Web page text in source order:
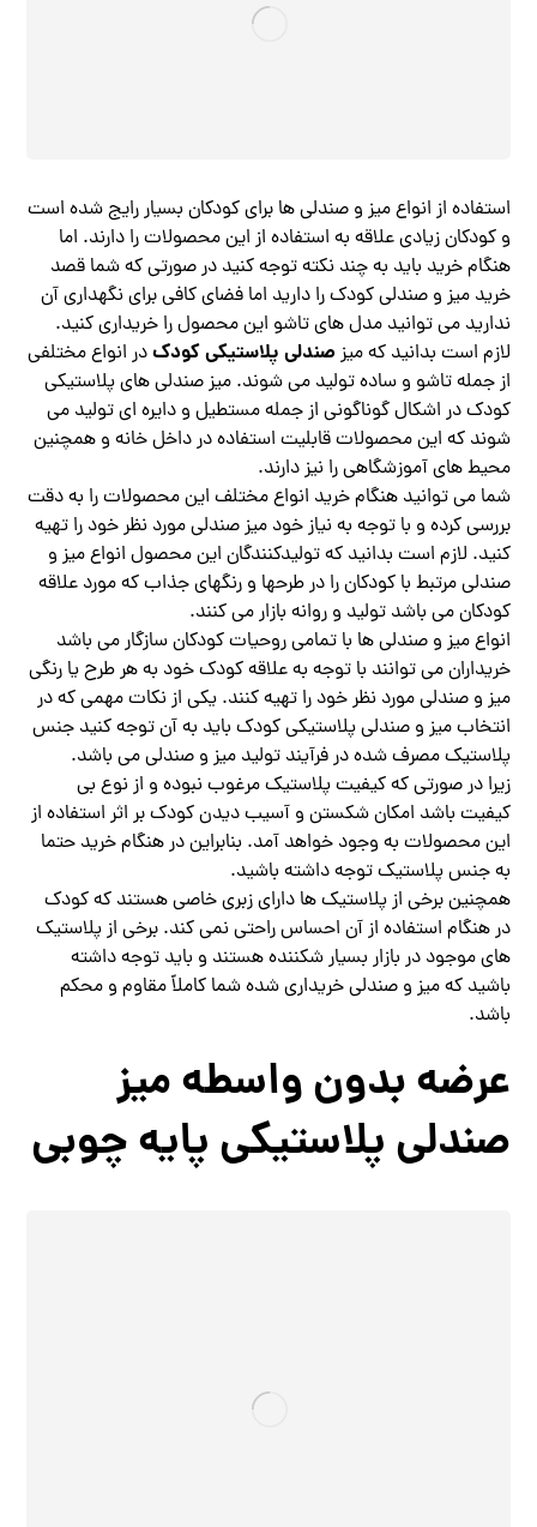
استفاده از انواع میز و صندلی ها برای کودکان بسیار رایج شده است
و کودکان زیادی علاقه به استفاده از این محصولات را دارند. اما
هنگام خرید باید به چند نکته توجه کنید در صورتی که شما قصد
خرید میز و صندلی کودک را دارید اما فضای کافی برای نگهداری آن
ندارید می توانید مدل های تاشو این محصول را خریداری کنید.
لازم است بدانید که میز صندلی پلاستیکی کودکدر انواع مختلفی
از جمله تاشو و ساده تولید می شوند. میز صندلی های پلاستیکی
کودک در اشکال گوناگونی از جمله مستطیل و دایره ای تولید می
شوند که این محصولات قابلیت استفاده در داخل خانه و همچنین
محیط های آموزشگاهی را نیز دارند.
شما می توانید هنگام خرید انواع مختلف این محصولات را به دقت
بررسی کرده و با توجه به نیاز خود میز صندلی مورد نظر خود را تهیه
کنید. لازم است بدانید که تولیدکنندگان این محصول انواع میز و
صندلی مرتبط با کودکان را در طرحها و رنگهای جذاب که مورد علاقه
کودکان می باشد تولید و روانه بازار می‌ کنند.
انواع میز و صندلی ها با تمامی روحیات کودکان سازگار می باشد
خریداران می‌ توانند با توجه به علاقه کودک خود به هر طرح یا رنگی
میز و صندلی مورد نظر خود را تهیه کنند. یکی از نکات مهمی که در
انتخاب میز و صندلی پلاستیکی کودک باید به آن توجه کنید جنس
پلاستیک مصرف شده در فرآیند تولید میز و صندلی می باشد.
زیرا در صورتی که کیفیت پلاستیک مرغوب نبوده و از نوع بی
کیفیت باشد امکان شکستن و آسیب دیدن کودک بر اثر استفاده از
این محصولات به وجود خواهد آمد. بنابراین در هنگام خرید حتما
به جنس پلاستیک توجه داشته باشید.
همچنین برخی از پلاستیک ها دارای زبری خاصی هستند که کودک
در هنگام استفاده از آن احساس راحتی نمی کند. برخی از پلاستیک
های موجود در بازار بسیار شکننده هستند و باید توجه داشته
باشید که میز و صندلی خریداری شده شما کاملاً مقاوم و محکم
باشد.
عرضه بدون واسطه میز
صندلی پلاستیکی پایه چوبی